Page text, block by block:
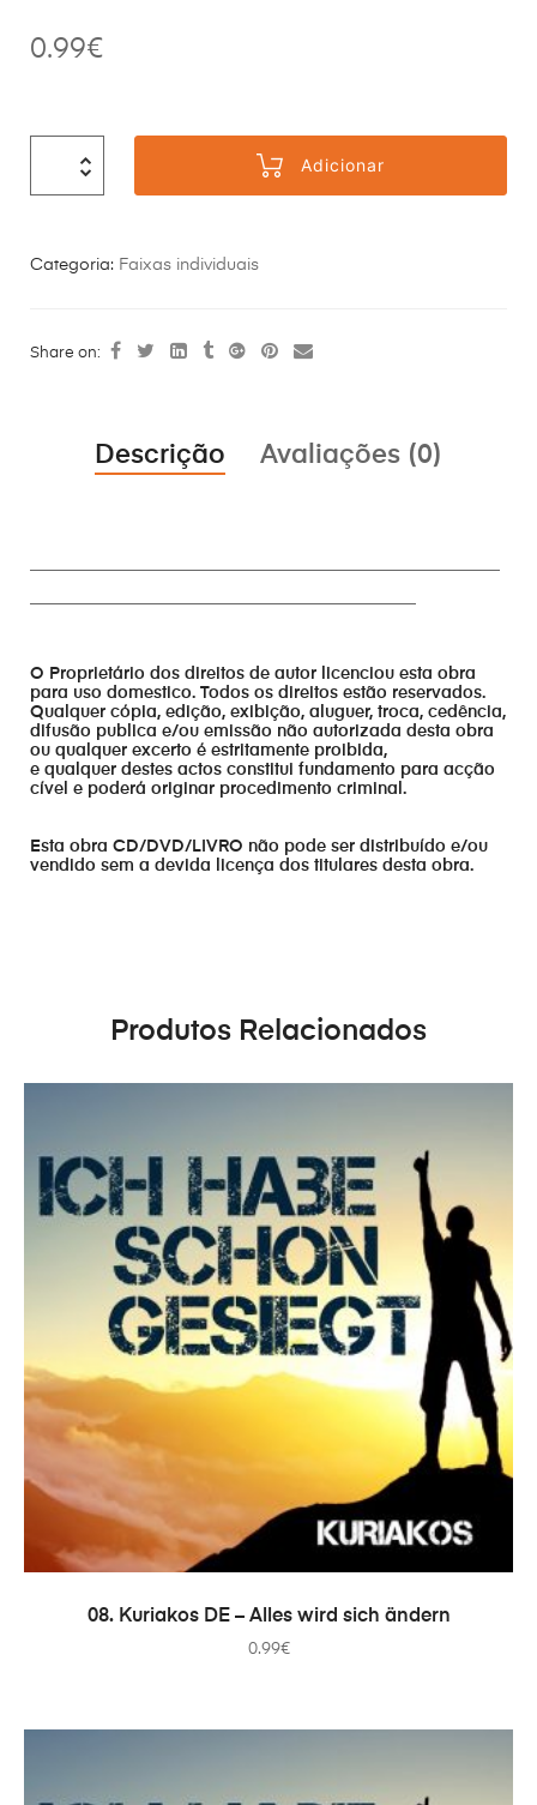
0.99€
Adicionar
Categoria: Faixas individuais
Share on:
Descrição Avaliações (0)
O Proprietário dos direitos de autor licenciou esta obra
para uso domestico. Todos os direitos estão reservados.
Qualquer cópia, edição, exibição, aluguer, troca, cedência,
difusão publica e/ou emissão não autorizada desta obra
ou qualquer excerto é estritamente proibida,
e qualquer destes actos constitui fundamento para acção
cível e poderá originar procedimento criminal.
Esta obra CD/DVD/LIVRO não pode ser distribuído e/ou
vendido sem a devida licença dos titulares desta obra.
Produtos Relacionados
ADICIONAR
08. Kuriakos DE – Alles wird sich ändern
0.99€